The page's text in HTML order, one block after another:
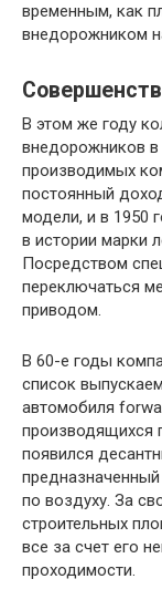
временным, как
внедорожником
В этом же году
внедорожников в
производимых
постоянный
модели, и в 1950
в истории марки
Посредством
переключаться
приводом.
В 60-е годы
список
автомобиля
производящихся
появился
по воздуху. За
строительных
все за счет его
проходимости.